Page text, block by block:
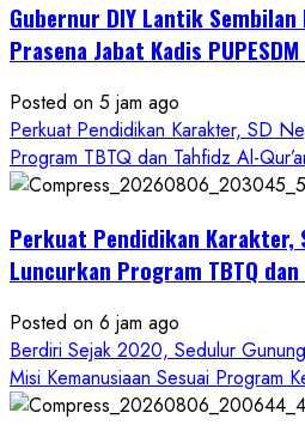
Gubernur DIY Lantik
Prasena Jabat Kadis PUPESDM
Posted on 5 jam ago
Perkuat Pendidikan Karakter, SD
Program TBTQ dan Tahfidz Al-
Perkuat Pendidikan Karakter,
Luncurkan Program TBTQ dan
Posted on 6 jam ago
Berdiri Sejak 2020, Sedulur
Misi Kemanusiaan Sesuai Program